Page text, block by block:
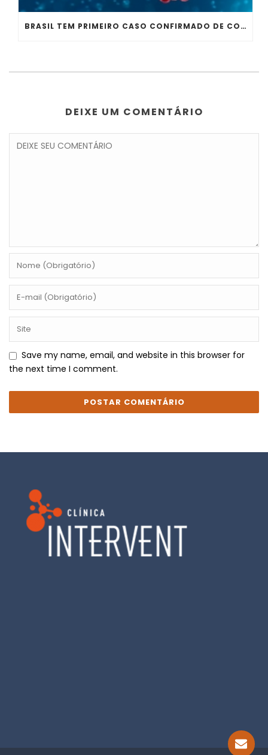
BRASIL TEM PRIMEIRO CASO CONFIRMADO DE CORONAVÍRUS, ESPECIALISTA REFORÇA ALERTA
DEIXE UM COMENTÁRIO
Save my name, email, and website in this browser for
the next time I comment.